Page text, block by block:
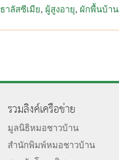
ธาลัสซีเมีย ผู้สูงอายุ ผักพื้นบ้าน
รวมลิงค์เครือข่าย
มูลนิธิหมอชาวบ้าน
สำนักพิมพ์หมอชาวบ้าน